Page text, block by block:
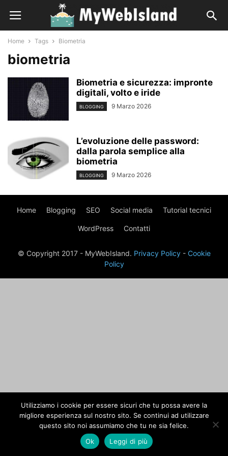
Home Tags Biometria
biometria
Biometria e sicurezza: impronte
digitali, volto e iride
BLOGGING 9 Marzo 2026
L’evoluzione delle password:
dalla parola semplice alla
biometria
BLOGGING 9 Marzo 2026
Home Blogging SEO Social media Tutorial tecnici
WordPress Contatti
© Copyright 2017 - MyWebIsland. Privacy Policy- Cookie
Policy
Utilizziamo i cookie per essere sicuri che tu possa avere la
migliore esperienza sul nostro sito. Se continui ad utilizzare
questo sito noi assumiamo che tu ne sia felice.
Ok
Leggi di più